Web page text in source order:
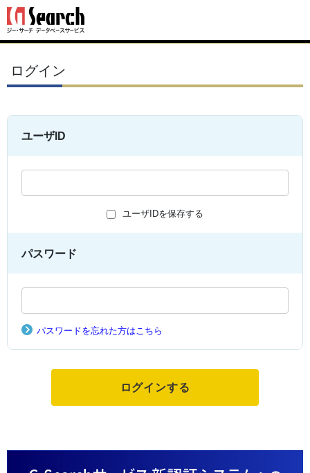
ログイン
ユーザID
ユーザIDを保存する
パスワード
パスワードを忘れた方はこちら